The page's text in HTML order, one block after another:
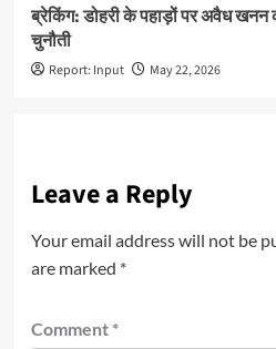
ब्रेकिंग: डोहरी के पहाड़ों पर अवैध
चुनौती
Report: Input May 22, 2026
Leave a Reply
Your email address will not be
are marked *
Comment *